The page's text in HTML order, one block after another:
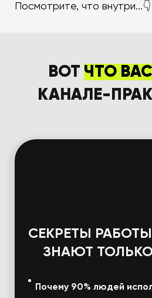
Посмотрите, что внутри...👇
ВОТ ЧТО
КАНАЛЕ-
СЕКРЕТЫ
ЗНАЮТ
Почему 90% людей